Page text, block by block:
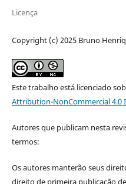
Licença
Copyright (c) 2025 Bruno
Este trabalho está licenciado
Attribution-NonCommercial 4.0
Autores que publicam nesta
termos:
Os autores manterão seus
direito de primeira publicação